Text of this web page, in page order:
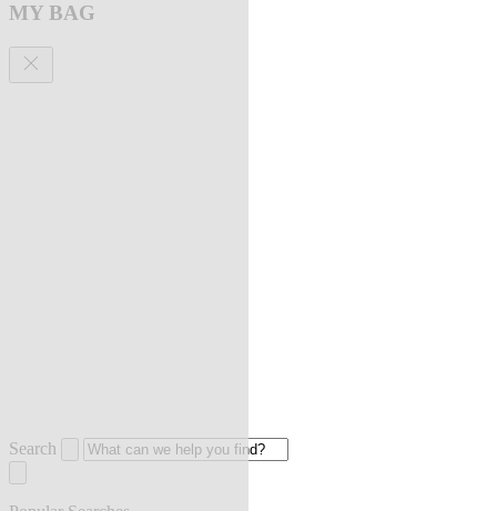
MY BAG
Search